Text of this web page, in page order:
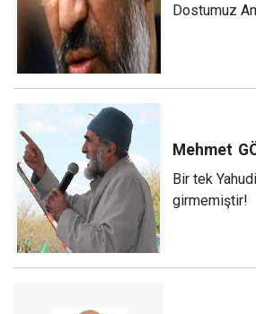
Dostumuz
Mehmet
Bir tek
girmemiştir!